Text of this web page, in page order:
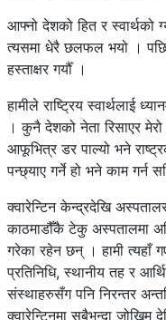
आफ्नो देशको हित र स्वार्थको
त्यसमा धेरै छलफल भयो । पछि
हस्ताक्षर गर्यौँ ।
हामीले राष्ट्रिय स्वार्थलाई
। कुनै देशको नेता रिसाएर
आफूभित्र डर पाल्यो भने
पन्छ्याए गर्ने हो भने काम गर्न
क्वारेन्टिन केन्द्रदेखि
काठमाडौँकै टेकु अस्पतालमा
गरेका रहेन छन् । हामी त्यहाँ
प्रतिनिधि, स्थानीय तह र
संस्थाहरुसँग पनि निरन्तर
क्वारेन्टिनमा सबैभन्दा